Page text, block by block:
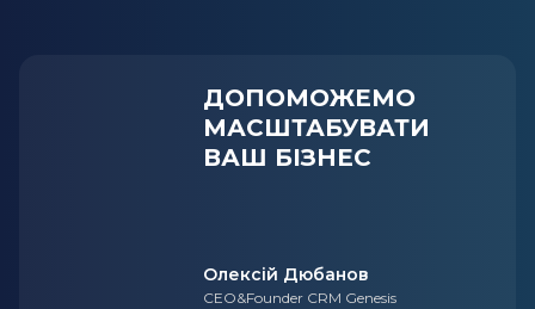
ДОПОМОЖЕМО
МАСШТАБУВАТИ
ВАШ БІЗНЕС
Олексій Дюбанов
CEO&Founder CRM Genesis